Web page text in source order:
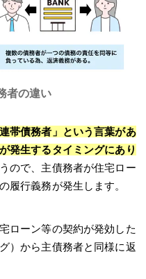
者の違い
帯債務者」という言葉があ
発生するタイミングにあり
ので、主債務者が住宅ロー
履行義務が発生します。
ローン等の契約が発効した
）から主債務者と同様に返